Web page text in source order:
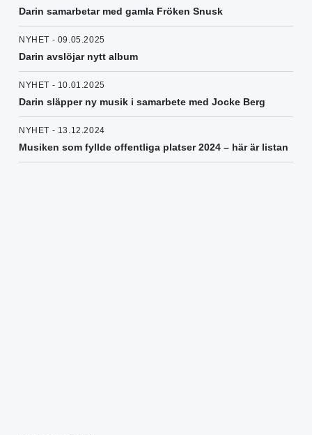
Darin samarbetar med gamla Fröken Snusk
NYHET - 09.05.2025
Darin avslöjar nytt album
NYHET - 10.01.2025
Darin släpper ny musik i samarbete med Jocke Berg
NYHET - 13.12.2024
Musiken som fyllde offentliga platser 2024 – här är listan